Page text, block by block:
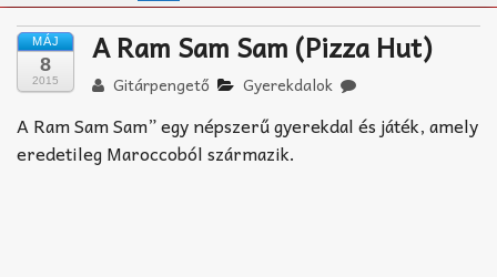
Zeneiskolák
Zeneszerzés alapjai
Akkord-kotta
MÁJ
8
2015
A Ram Sam Sam (Pizza Hut)
Gitárpengető Gyerekdalok
A Ram Sam Sam” egy népszerű gyerekdal és játék, amely
eredetileg Maroccoból származik.